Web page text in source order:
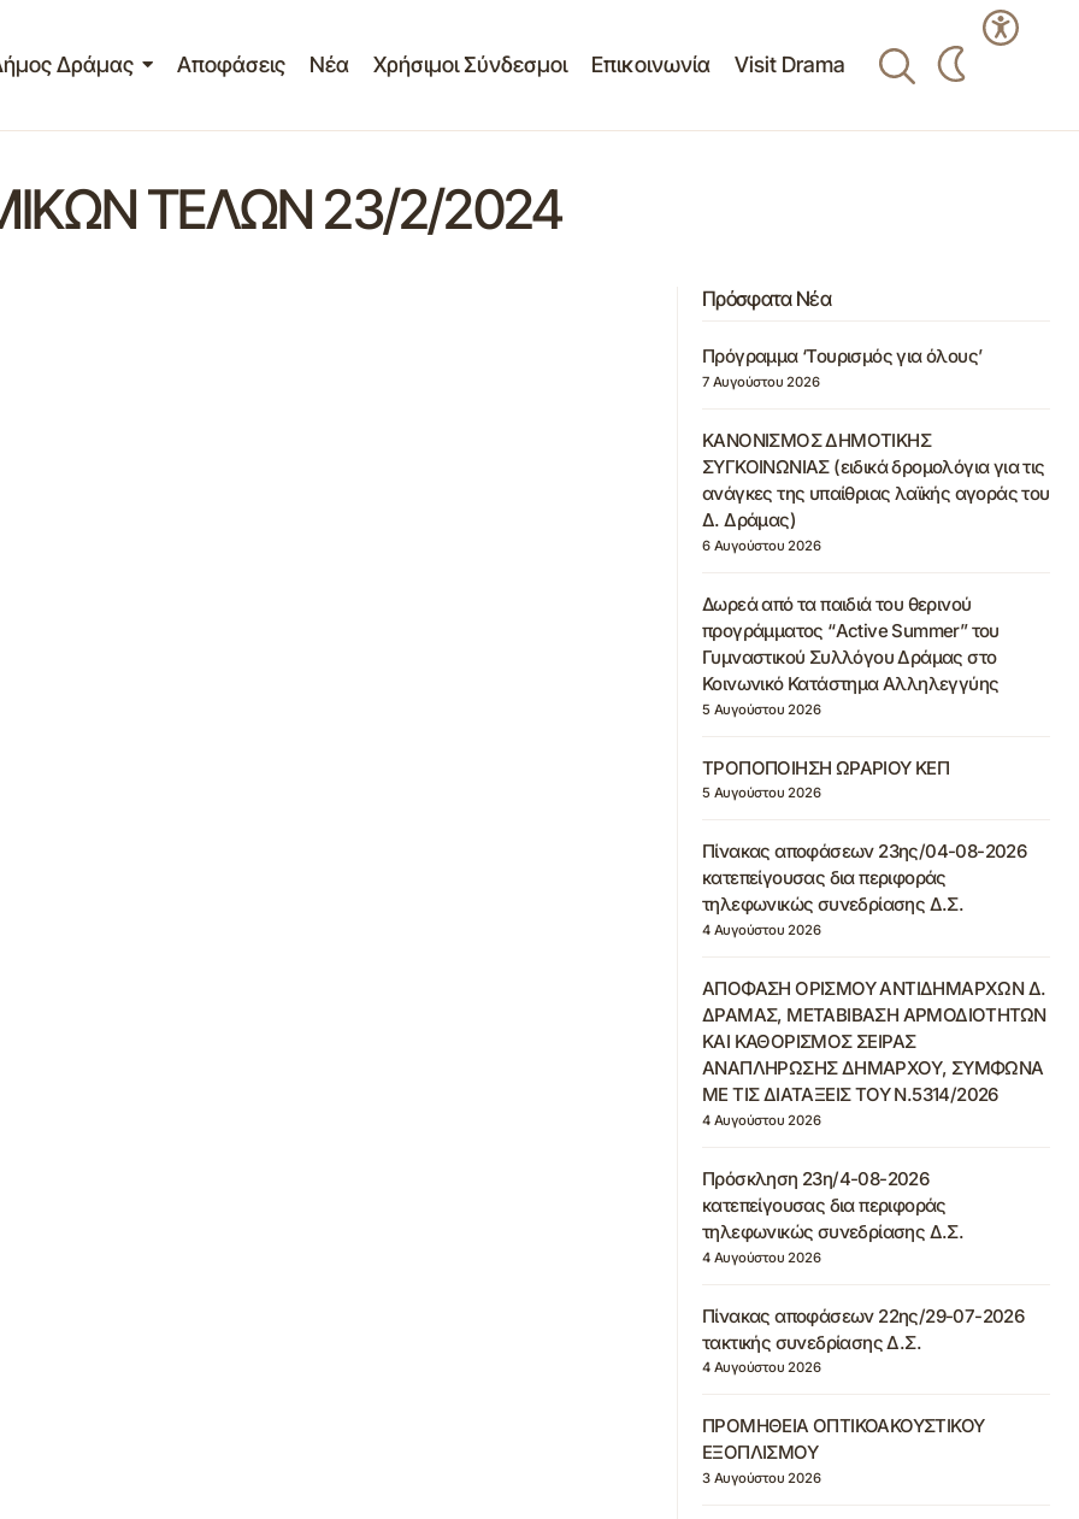
Δράμας Αποφάσεις Νέα Χρήσιμοι Σύνδεσμοι Επικοινωνία Visit Drama
ΤΕΛΩΝ 23/2/2024
Πρόσφατα Νέα
Πρόγραμμα ‘Τουρισμός για όλους’
7 Αυγούστου 2026
ΚΑΝΟΝΙΣΜΟΣ ΔΗΜΟΤΙΚΗΣ
ΣΥΓΚΟΙΝΩΝΙΑΣ (ειδικά δρομολόγια για τις
ανάγκες της υπαίθριας λαϊκής αγοράς του
Δ. Δράμας)
6 Αυγούστου 2026
Δωρεά από τα παιδιά του θερινού
προγράμματος “Active Summer” του
Γυμναστικού Συλλόγου Δράμας στο
Κοινωνικό Κατάστημα Αλληλεγγύης
5 Αυγούστου 2026
ΤΡΟΠΟΠΟΙΗΣΗ ΩΡΑΡΙΟΥ ΚΕΠ
5 Αυγούστου 2026
Πίνακας αποφάσεων 23ης/04-08-2026
κατεπείγουσας δια περιφοράς
τηλεφωνικώς συνεδρίασης Δ.Σ.
4 Αυγούστου 2026
ΑΠΟΦΑΣΗ ΟΡΙΣΜΟΥ ΑΝΤΙΔΗΜΑΡΧΩΝ Δ.
ΔΡΑΜΑΣ, ΜΕΤΑΒΙΒΑΣΗ ΑΡΜΟΔΙΟΤΗΤΩΝ
ΚΑΙ ΚΑΘΟΡΙΣΜΟΣ ΣΕΙΡΑΣ
ΑΝΑΠΛΗΡΩΣΗΣ ΔΗΜΑΡΧΟΥ, ΣΥΜΦΩΝΑ
ΜΕ ΤΙΣ ΔΙΑΤΑΞΕΙΣ ΤΟΥ Ν.5314/2026
4 Αυγούστου 2026
Πρόσκληση 23η/4-08-2026
κατεπείγουσας δια περιφοράς
τηλεφωνικώς συνεδρίασης Δ.Σ.
4 Αυγούστου 2026
Πίνακας αποφάσεων 22ης/29-07-2026
τακτικής συνεδρίασης Δ.Σ.
4 Αυγούστου 2026
ΠΡΟΜΗΘΕΙΑ ΟΠΤΙΚΟΑΚΟΥΣΤΙΚΟΥ
ΕΞΟΠΛΙΣΜΟΥ
3 Αυγούστου 2026